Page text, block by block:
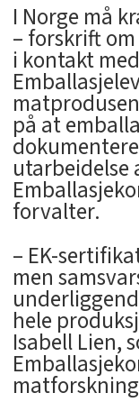
I Norge må
– forskrift
i kontakt
på at
utarbeidelse
forvalter.
– EK-
men
hele
Isabell Lien,